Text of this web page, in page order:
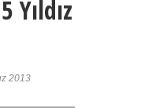
Yıldız
2013